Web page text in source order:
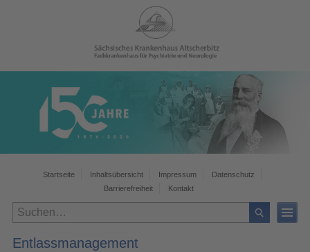
Startseite Inhaltsübersicht Impressum
Datenschutz
Barrierefreiheit
Kontakt
Entlassmanagement